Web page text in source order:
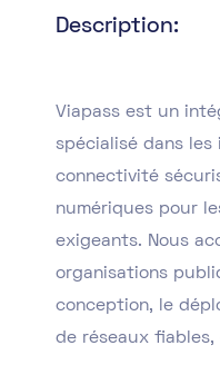
Description:
Viapass est un
spécialisé dans
connectivité
numériques pour
exigeants. Nous
organisations
conception, le
de réseaux